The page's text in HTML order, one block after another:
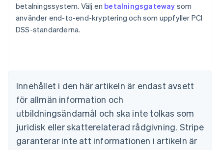
betalningssystem. Välj en betalningsgateway som
använder end-to-end-kryptering och som uppfyller PCI
DSS-standarderna.
Innehållet i den här artikeln är endast avsett
för allmän information och
utbildningsändamål och ska inte tolkas som
juridisk eller skatterelaterad rådgivning. Stripe
garanterar inte att informationen i artikeln är
Australien
English
PortuguêsEnglish
Bulgarien
English
Cypern
English
Danmark
English
Estland